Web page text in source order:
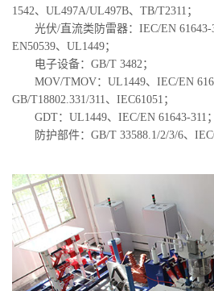
1542、UL497A/UL497B、TB/T2311；
光伏/直流类防雷器：IEC/EN 61643-
EN50539、UL1449；
电子设备：GB/T 3482；
MOV/TMOV：UL1449、IEC/EN
GB/T18802.331/311、IEC61051；
GDT：UL1449、IEC/EN 61643-311；
防护部件：GB/T 33588.1/2/3/6、